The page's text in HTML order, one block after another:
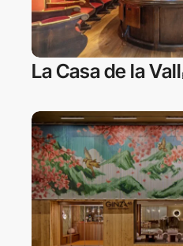
La Casa de la Vall